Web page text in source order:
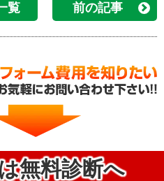
覧 前の記事
無料診断へ